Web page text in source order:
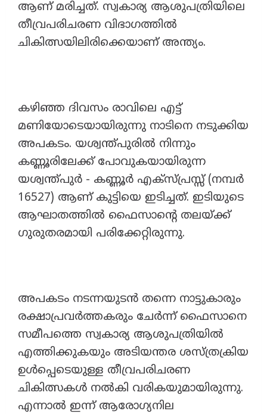
ആണ് മരിച്ചത്. സ്വകാര്യ ആശുപത്രിയിലെ
തീവ്രപരിചരണ വിഭാഗത്തിൽ
ചികിത്സയിലിരിക്കെയാണ് അന്ത്യം.
കഴിഞ്ഞ ദിവസം രാവിലെ എട്ട്
മണിയോടെയായിരുന്നു നാടിനെ നടുക്കിയ
അപകടം. യശ്വന്ത്പുരിൽ നിന്നും
കണ്ണൂരിലേക്ക് പോവുകയായിരുന്ന
യശ്വന്ത്പുർ - കണ്ണൂർ എക്സ്പ്രസ്സ് (നമ്പർ
16527) ആണ് കുട്ടിയെ ഇടിച്ചത്. ഇടിയുടെ
ആഘാതത്തിൽ ഫൈസാന്റെ തലയ്ക്ക്
ഗുരുതരമായി പരിക്കേറ്റിരുന്നു.
അപകടം നടന്നയുടൻ തന്നെ നാട്ടുകാരും
രക്ഷാപ്രവർത്തകരും ചേർന്ന് ഫൈസാനെ
സമീപത്തെ സ്വകാര്യ ആശുപത്രിയിൽ
എത്തിക്കുകയും അടിയന്തര ശസ്ത്രക്രിയ
ഉൾപ്പെടെയുള്ള തീവ്രപരിചരണ
ചികിത്സകൾ നൽകി വരികയുമായിരുന്നു.
എന്നാൽ ഇന്ന് ആരോഗ്യനില